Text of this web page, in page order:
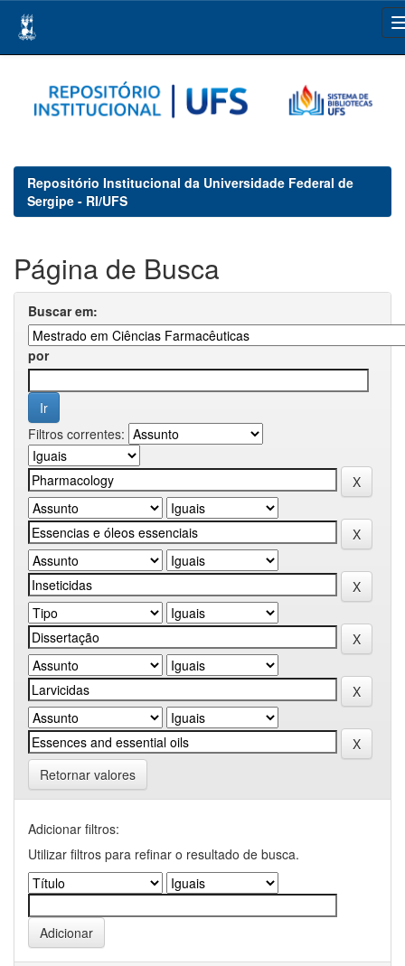
navigation
Repositório Institucional da Universidade Federal de
Sergipe - RI/UFS
Página de Busca
Buscar em:
por
Filtros correntes:
Retornar valores
Adicionar filtros:
Utilizar filtros para refinar o resultado de busca.